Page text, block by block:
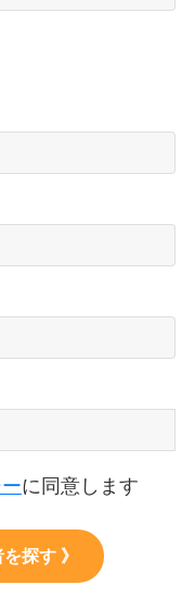
に同意します
探す 》